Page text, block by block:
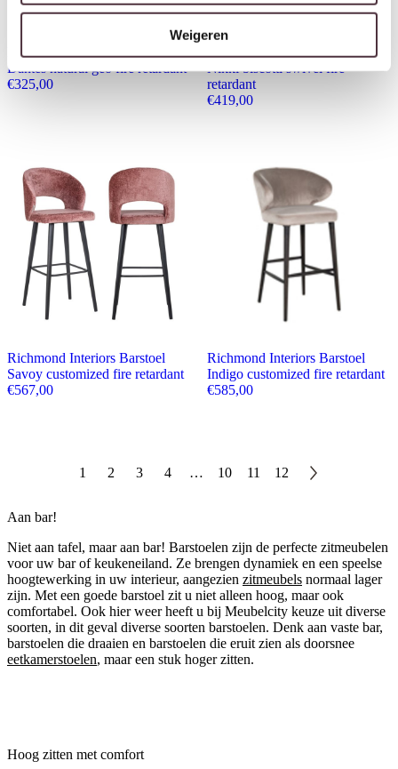
Weigeren
Richmond Interiors Barstoel
Dantes natural geo fire retardant
€325,00
Richmond Interiors Barstoel
Nikki biscotti swivel fire
retardant
€419,00
Richmond Interiors Barstoel
Savoy customized fire retardant
€567,00
Richmond Interiors Barstoel
Indigo customized fire retardant
€585,00
1 2 3 4 … 10 11 12
Aan bar!
Niet aan tafel, maar aan bar! Barstoelen zijn de perfecte zitmeubelen
voor uw bar of keukeneiland. Ze brengen dynamiek en een speelse
hoogtewerking in uw interieur, aangezien zitmeubels normaal lager
zijn. Met een goede barstoel zit u niet alleen hoog, maar ook
comfortabel. Ook hier weer heeft u bij Meubelcity keuze uit diverse
soorten, in dit geval diverse soorten barstoelen. Denk aan vaste bar,
barstoelen die draaien en barstoelen die eruit zien als doorsnee
eetkamerstoelen, maar een stuk hoger zitten.
Hoog zitten met comfort